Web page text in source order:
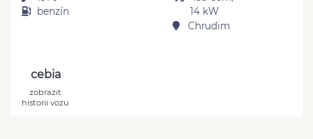
benzín
14 kW
Chrudim
cebia
zobrazit
historii vozu